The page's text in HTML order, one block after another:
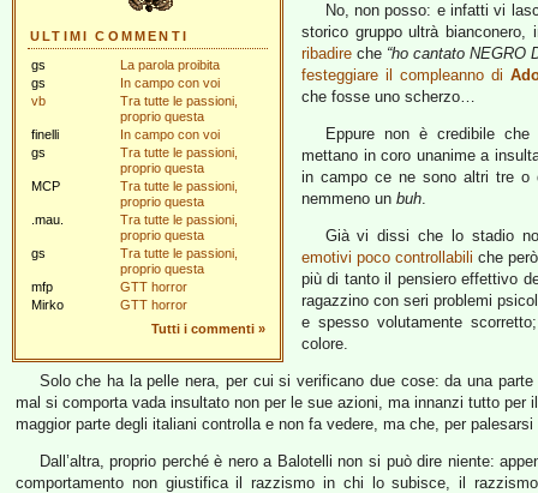
ULTIMI COMMENTI
gs
La parola proibita
gs
In campo con voi
vb
Tra tutte le passioni,
proprio questa
finelli
In campo con voi
gs
Tra tutte le passioni,
proprio questa
MCP
Tra tutte le passioni,
proprio questa
.mau.
Tra tutte le passioni,
proprio questa
gs
Tra tutte le passioni,
proprio questa
mfp
GTT horror
Mirko
GTT horror
Tutti i commenti »
No, non posso: e infatti vi
storico gruppo ultrà
ribadire che “ho cantato NEGRO
festeggiare il compleanno di
che fosse uno scherzo…
Eppure non è credibile
mettano in coro unanime a
in campo ce ne sono altri tre o
nemmeno un buh.
Già vi dissi che lo stadio
emotivi poco controllabili che
più di tanto il pensiero effettivo
ragazzino con seri problemi
e spesso volutamente
colore.
Solo che ha la pelle nera, per cui si verificano due cose: da una
mal si comporta vada insultato non per le sue azioni, ma innanzi tutto
maggior parte degli italiani controlla e non fa vedere, ma che, per
Dall’altra, proprio perché è nero a Balotelli non si può dire niente:
comportamento non giustifica il razzismo in chi lo subisce, il